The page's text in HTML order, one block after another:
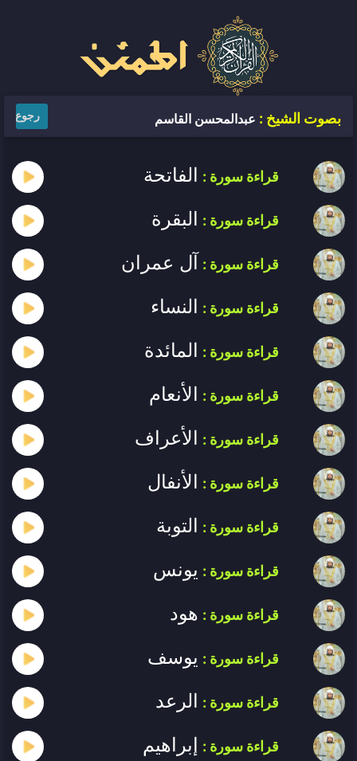
بصوت الشيخ : عبدالمحسن القاسم رجوع
قراءة سورة : الفاتحة
قراءة سورة : البقرة
قراءة سورة : آل عمران
قراءة سورة : النساء
قراءة سورة : المائدة
قراءة سورة : الأنعام
قراءة سورة : الأعراف
قراءة سورة : الأنفال
قراءة سورة : التوبة
قراءة سورة : يونس
قراءة سورة : هود
قراءة سورة : يوسف
قراءة سورة : الرعد
قراءة سورة : إبراهيم